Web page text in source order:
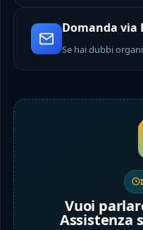
Domanda via
Se hai dubbi
Vuoi
Assistenza